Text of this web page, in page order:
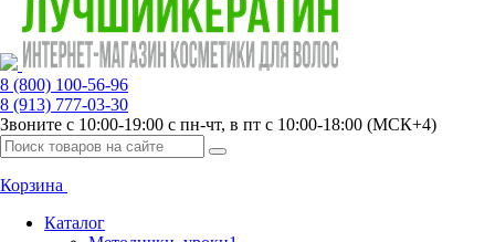
8 (800) 100-56-96
8 (913) 777-03-30
Звоните с 10:00-19:00 с пн-чт, в пт с 10:00-18:00 (МСК+4)
Корзина
Каталог